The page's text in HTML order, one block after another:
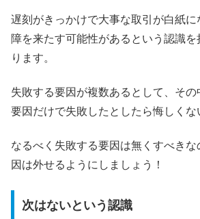
遅刻がきっかけで大事な取引が白紙
障を来たす可能性があるという認識
ります。
失敗する要因が複数あるとして、その
要因だけで失敗したとしたら悔しくな
なるべく失敗する要因は無くすべき
因は外せるようにしましょう！
次はないという認識